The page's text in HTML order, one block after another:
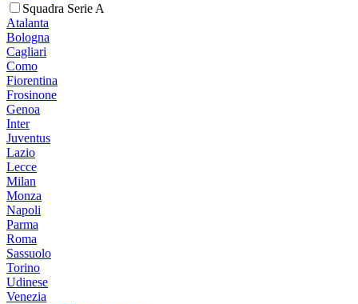
Squadra Serie A
Atalanta
Bologna
Cagliari
Como
Fiorentina
Frosinone
Genoa
Inter
Juventus
Lazio
Lecce
Milan
Monza
Napoli
Parma
Roma
Sassuolo
Torino
Udinese
Venezia